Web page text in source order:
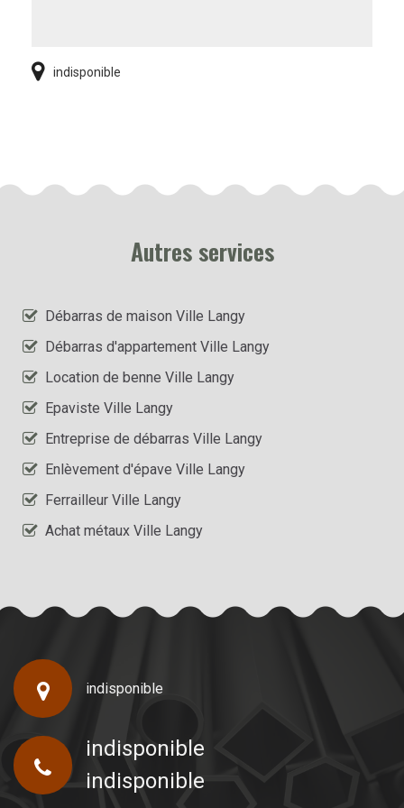
indisponible
Autres services
Débarras de maison Ville Langy
Débarras d'appartement Ville Langy
Location de benne Ville Langy
Epaviste Ville Langy
Entreprise de débarras Ville Langy
Enlèvement d'épave Ville Langy
Ferrailleur Ville Langy
Achat métaux Ville Langy
indisponible
indisponible
indisponible